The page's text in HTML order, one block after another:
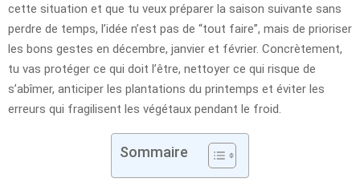
cette situation et que tu veux préparer la saison suivante sans
perdre de temps, l’idée n’est pas de “tout faire”, mais de prioriser
les bons gestes en décembre, janvier et février. Concrètement,
tu vas protéger ce qui doit l’être, nettoyer ce qui risque de
s’abîmer, anticiper les plantations du printemps et éviter les
erreurs qui fragilisent les végétaux pendant le froid.
Sommaire